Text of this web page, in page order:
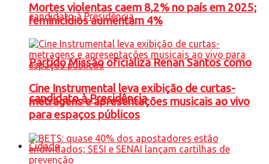
Partido Missão oficializa Renan Santos como
candidato à Presidência
Cidade
Mortes violentas caem 8,2% no país em 2025;
feminicídios aumentam 4%
Cine Instrumental leva exibição de curtas-
metragens e apresentações musicais ao vivo
para espaços públicos